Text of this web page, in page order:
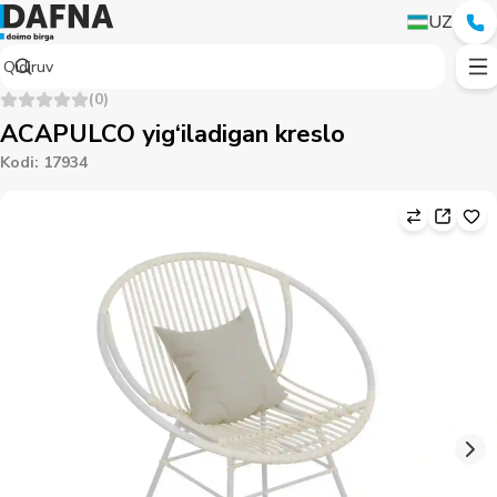
UZ
(0)
ACAPULCO yig‘iladigan kreslo
Kodi: 17934